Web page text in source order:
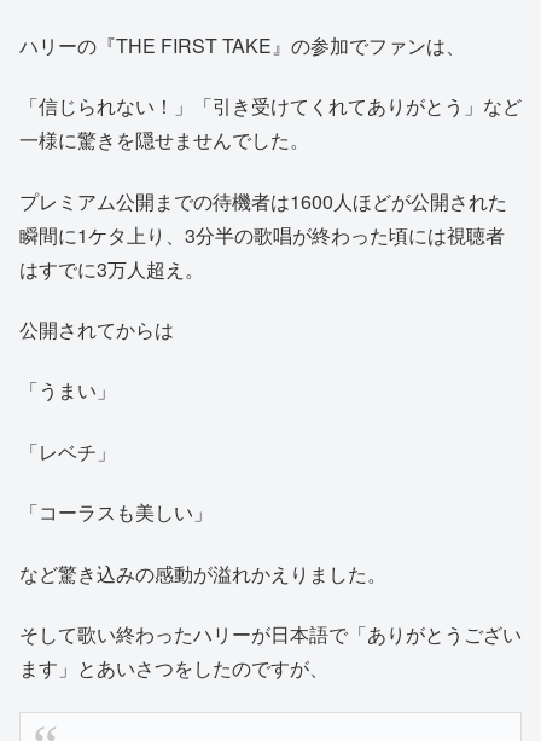
ハリーの『THE FIRST TAKE』の参加でファンは、
「信じられない！」「引き受けてくれてありがとう」など
一様に驚きを隠せませんでした。
プレミアム公開までの待機者は1600人ほどが公開された
瞬間に1ケタ上り、3分半の歌唱が終わった頃には視聴者
はすでに3万人超え。
公開されてからは
「うまい」
「レベチ」
「コーラスも美しい」
など驚き込みの感動が溢れかえりました。
そして歌い終わったハリーが日本語で「ありがとうござい
ます」とあいさつをしたのですが、